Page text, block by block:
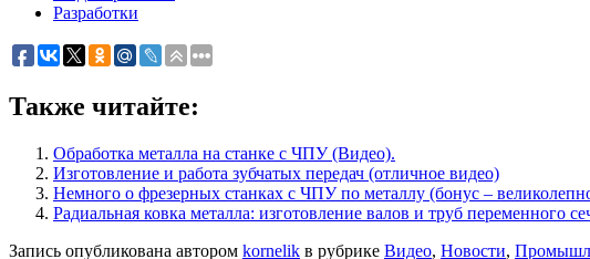
Разработки
Также читайте:
Обработка металла на станке с ЧПУ (Видео).
Изготовление и работа зубчатых передач (отличное видео)
Немного о фрезерных станках с ЧПУ по металлу (бонус –
Радиальная ковка металла: изготовление валов и труб переменного
Запись опубликована автором kornelik в рубрике Видео, Новости,